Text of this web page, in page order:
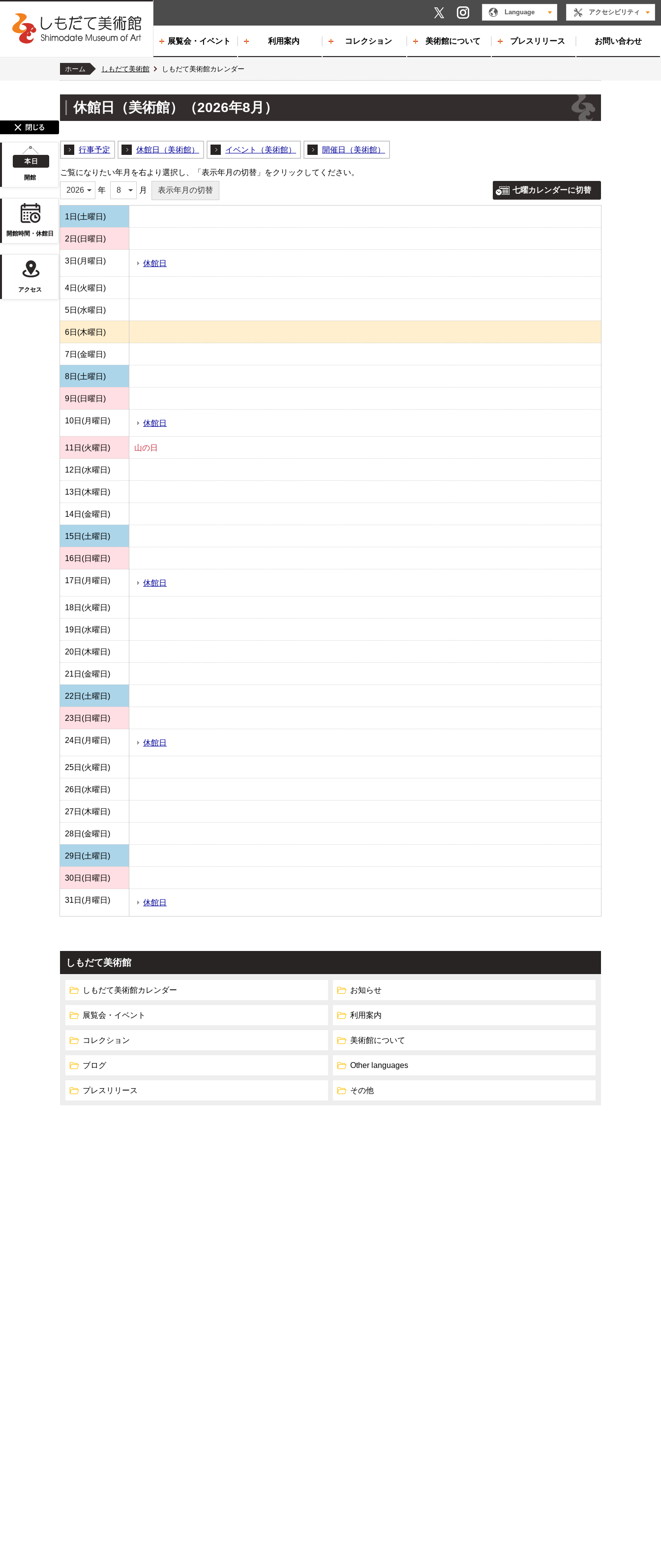
Instagram Language アクセシビリティ
展覧会・イベント 利用案内 コレクション 美術館について プレスリリース お問い合わせ
開館
開館時間・休館日
アクセス
ホーム しもだて美術館 しもだて美術館カレンダー
休館日（美術館）（2026年8月）
行事予定 休館日（美術館） イベント（美術館） 開催日（美術館）
ご覧になりたい年月を右より選択し、「表示年月の切替」をクリックしてください。
年 月
1日(土曜日)
2日(日曜日)
3日(月曜日) 休館日
4日(火曜日)
5日(水曜日)
6日(木曜日)
7日(金曜日)
8日(土曜日)
9日(日曜日)
10日(月曜日) 休館日
11日(火曜日) 山の日
12日(水曜日)
13日(木曜日)
14日(金曜日)
15日(土曜日)
16日(日曜日)
17日(月曜日) 休館日
18日(火曜日)
19日(水曜日)
20日(木曜日)
21日(金曜日)
22日(土曜日)
23日(日曜日)
24日(月曜日) 休館日
25日(火曜日)
26日(水曜日)
27日(木曜日)
28日(金曜日)
29日(土曜日)
30日(日曜日)
31日(月曜日) 休館日
しもだて美術館
しもだて美術館カレンダー お知らせ
展覧会・イベント 利用案内
コレクション 美術館について
ブログ Other languages
プレスリリース その他